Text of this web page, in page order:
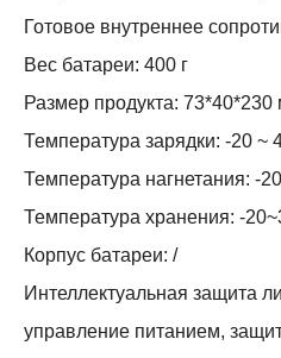
Готовое внутреннее
Вес батареи: 400 г
Размер продукта: 73*40*230
Температура зарядки: -20 ~
Температура нагнетания: -
Температура хранения: -
Корпус батареи: /
Интеллектуальная защита
управление питанием,